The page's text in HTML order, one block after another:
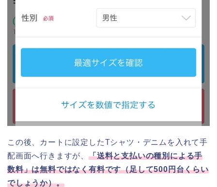
この後、カートに設定したTシャツ・デニムを入れて手
配画面へ行きますが、 「送料と支払いの種別による手
数料」は無料ではなく有料です（足して500円台くらい
でしょうか）。